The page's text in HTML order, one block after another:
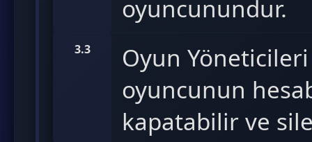
oyuncunundur.
3.3
Oyun
oyuncunun
kapatabilir ve